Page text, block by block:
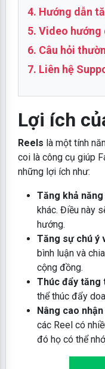
4. Hướng dẫn
5. Video
6. Câu hỏi
7. Liên hệ
Lợi ích
Reels là một tính
coi là công cụ giúp
những lợi ích như:
Tăng khả
khác. Điều này
hướng.
Tăng sự chú ý
bình luận và
cộng đồng.
Thúc đẩy tăng
thể thúc đẩy
Nâng cao
các Reel có
đó họ có thể